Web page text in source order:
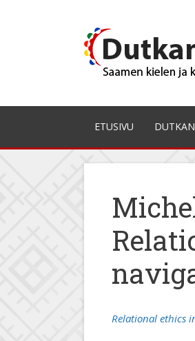
ETUSIVU
Relational ethics